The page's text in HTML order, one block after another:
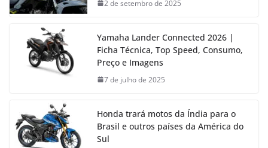
2 de setembro de 2025
Yamaha Lander Connected 2026 |
Ficha Técnica, Top Speed, Consumo,
Preço e Imagens
7 de julho de 2025
Honda trará motos da Índia para o
Brasil e outros países da América do
Sul